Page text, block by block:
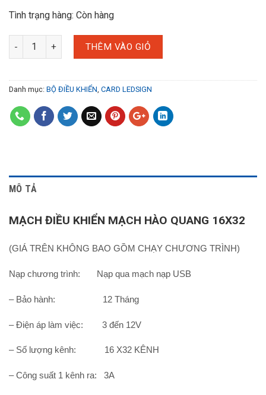
Tình trạng hàng: Còn hàng
THÊM VÀO GIỎ
Danh mục: BỘ ĐIỀU KHIỂN, CARD LEDSIGN
MÔ TẢ
MẠCH ĐIỀU KHIỂN MẠCH HÀO QUANG 16X32
(GIÁ TRÊN KHÔNG BAO GỒM CHẠY CHƯƠNG TRÌNH)
Nạp chương trình: Nạp qua mạch nạp USB
– Bảo hành: 12 Tháng
– Điện áp làm việc: 3 đến 12V
– Số lượng kênh: 16 X32 KÊNH
– Công suất 1 kênh ra: 3A